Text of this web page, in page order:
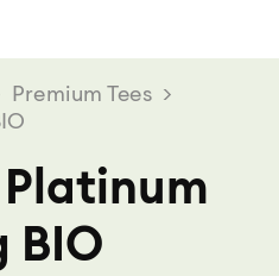
Premium Tees >
BIO